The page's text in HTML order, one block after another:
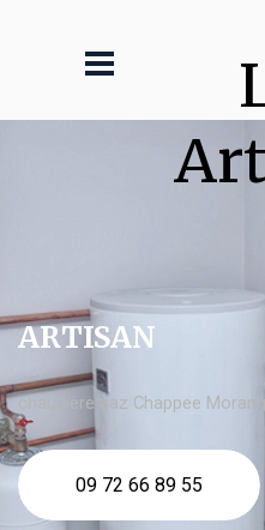
ARTISAN
chaudière gaz Chappee
09 72 66 89 55